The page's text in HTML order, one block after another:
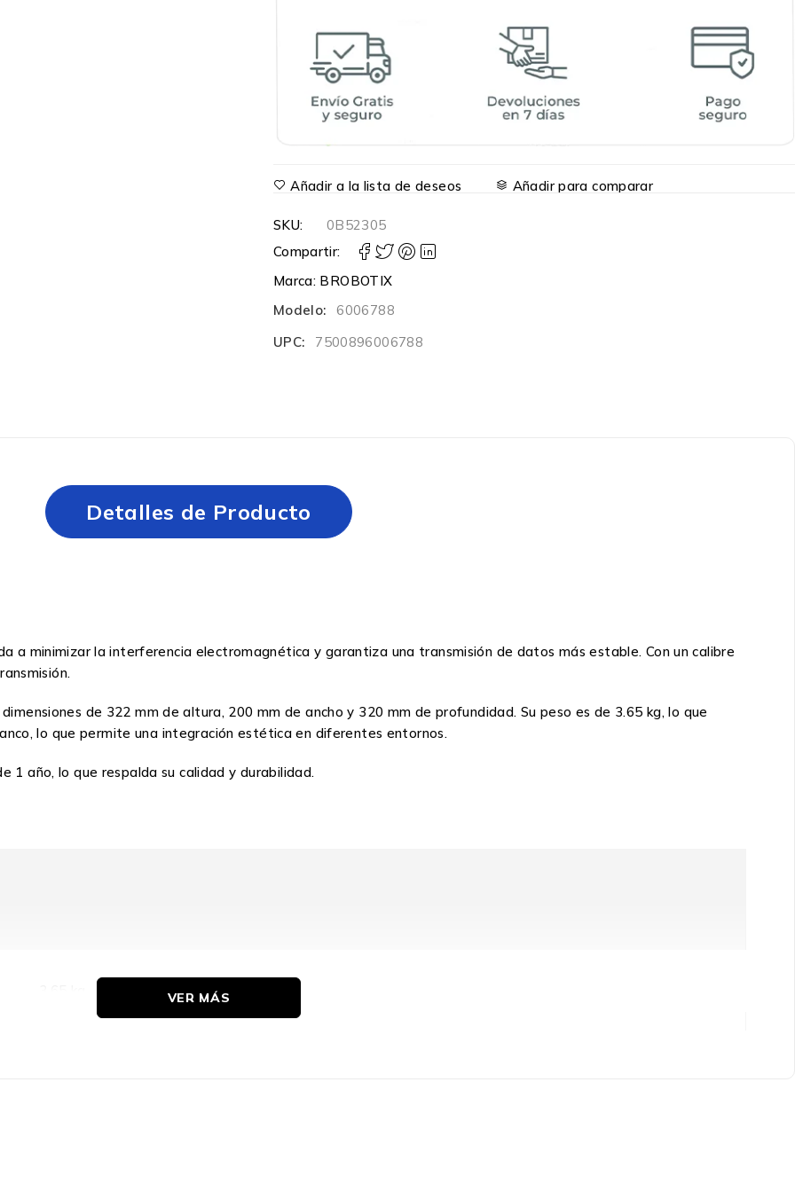
Añadir a la lista de deseos Añadir para comparar
SKU:
0B52305
Compartir:
Marca: BROBOTIX
Modelo:
6006788
UPC:
7500896006788
Detalles de Producto
a minimizar la interferencia electromagnética y garantiza una transmisión de datos más estable. Con un calibre
de 322 mm de altura, 200 mm de ancho y 320 mm de profundidad. Su peso es de 3.65 kg, lo que
lo que permite una integración estética en diferentes entornos.
1 año, lo que respalda su calidad y durabilidad.
VER MÁS